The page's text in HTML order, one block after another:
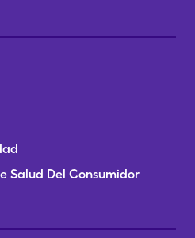
Salud Del Consumidor